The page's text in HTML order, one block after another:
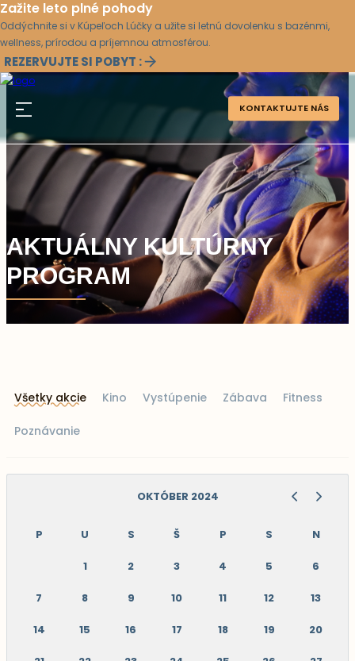
Zažite leto plné pohody
Oddýchnite si v Kúpeľoch Lúčky a užite si letnú dovolenku s bazénmi,
wellness, prírodou a príjemnou atmosférou.
REZERVUJTE SI POBYT :
KONTAKTUJTE NÁS
AKTUÁLNY KULTÚRNY
PROGRAM
Všetky akcie Kino Vystúpenie Zábava Fitness
Poznávanie
OKTÓBER 2024
P U S Š P S N
1 2 3 4 5 6
7 8 9 10 11 12 13
14 15 16 17 18 19 20